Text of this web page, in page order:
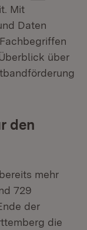
Mit
Daten
über
den
mehr
729
der
die